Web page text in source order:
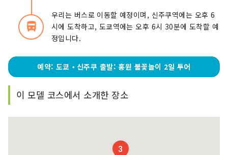
directions_bus_filled
우리는 버스로 이동할 예정이며, 신주쿠역에는 오후 6
시에 도착하고, 도쿄역에는 오후 6시 30분에 도착할 예
정입니다.
예약: 도쿄‧신주쿠 출발: 홍원 불꽃놀이 2일 투어
이 모델 코스에서 소개한 장소
3